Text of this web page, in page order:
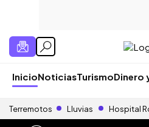
InicioNoticiasTurismoDinero
Terremotos Lluvias Hospital